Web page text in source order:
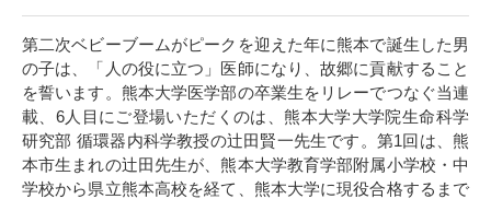
第二次ベビーブームがピークを迎えた年に熊本で誕生した男
の子は、「人の役に立つ」医師になり、故郷に貢献すること
を誓います。熊本大学医学部の卒業生をリレーでつなぐ当連
載、6人目にご登場いただくのは、熊本大学大学院生命科学
研究部 循環器内科学教授の辻田賢一先生です。第1回は、熊
本市生まれの辻田先生が、熊本大学教育学部附属小学校・中
学校から県立熊本高校を経て、熊本大学に現役合格するまで